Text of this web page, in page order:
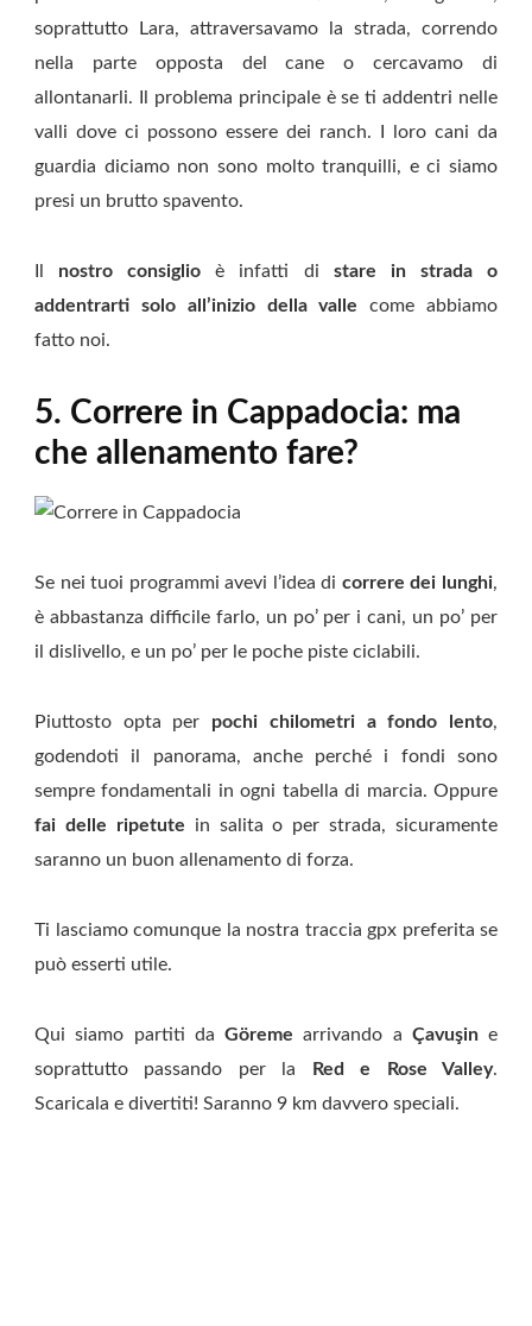
soprattutto Lara, attraversavamo la strada, correndo
nella parte opposta del cane o cercavamo di
allontanarli. Il problema principale è se ti addentri nelle
valli dove ci possono essere dei ranch. I loro cani da
guardia diciamo non sono molto tranquilli, e ci siamo
presi un brutto spavento.
nostro consiglio è infatti di stare in strada o
addentrarti solo all’inizio della valle come abbiamo
fatto noi.
5. Correre in Cappadocia: ma
che allenamento fare?
Se nei tuoi programmi avevi l’idea di correre dei lunghi,
è abbastanza difficile farlo, un po’ per i cani, un po’ per
il dislivello, e un po’ per le poche piste ciclabili.
Piuttosto opta per pochi chilometri a fondo lento,
godendoti il panorama, anche perché i fondi sono
sempre fondamentali in ogni tabella di marcia. Oppure
fai delle ripetute in salita o per strada, sicuramente
saranno un buon allenamento di forza.
Ti lasciamo comunque la nostra traccia gpx preferita se
può esserti utile.
Qui siamo partiti da Göreme arrivando a Çavuşine
soprattutto passando per la
Red e Rose Valley.
Scaricala e divertiti! Saranno 9 km davvero speciali.